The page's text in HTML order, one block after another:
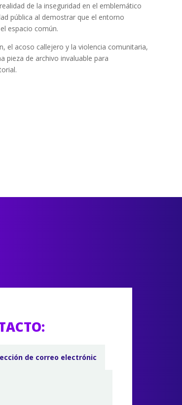
de la inseguridad en el emblemático
pública al demostrar que el entorno
espacio común.
el acoso callejero y la violencia comunitaria,
pieza de archivo invaluable para